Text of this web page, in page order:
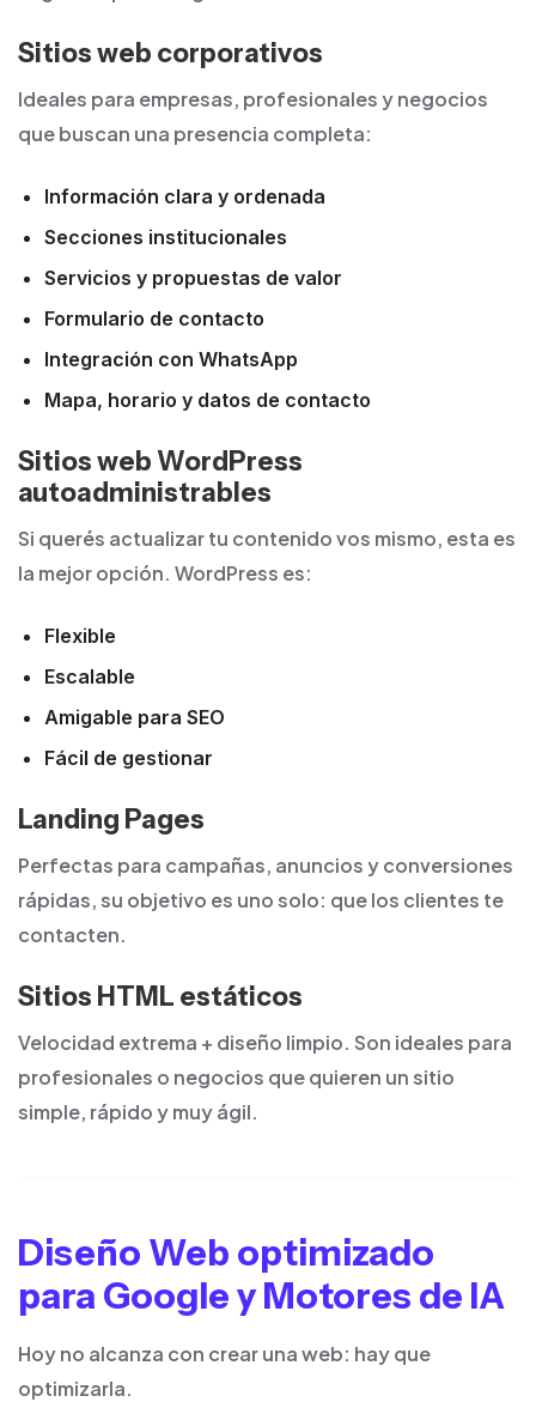
Sitios web corporativos
Ideales para empresas, profesionales y negocios
que buscan una presencia completa:
Información clara y ordenada
Secciones institucionales
Servicios y propuestas de valor
Formulario de contacto
Integración con WhatsApp
Mapa, horario y datos de contacto
Sitios web WordPress
autoadministrables
Si querés actualizar tu contenido vos mismo, esta es
la mejor opción. WordPress es:
Flexible
Escalable
Amigable para SEO
Fácil de gestionar
Landing Pages
Perfectas para campañas, anuncios y conversiones
rápidas, su objetivo es uno solo: que los clientes te
contacten.
Sitios HTML estáticos
Velocidad extrema + diseño limpio. Son ideales para
profesionales o negocios que quieren un sitio
simple, rápido y muy ágil.
Diseño Web optimizado
para Google y Motores de IA
Hoy no alcanza con crear una web: hay que
optimizarla.